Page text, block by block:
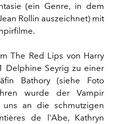
(ein Genre, in dem
Rollin auszeichnet) mit
The Red Lips von Harry
Delphine Seyrig zu einer
Bathory (siehe Foto
wurde der Vampir
an die schmutzigen
de l'Abe, Kathryn